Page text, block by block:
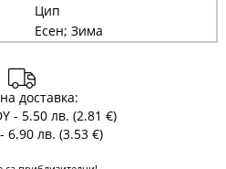
Цип
Есен; Зима
доставка:
- 5.50 лв. (2.81 €)
6.90 лв. (3.53 €)